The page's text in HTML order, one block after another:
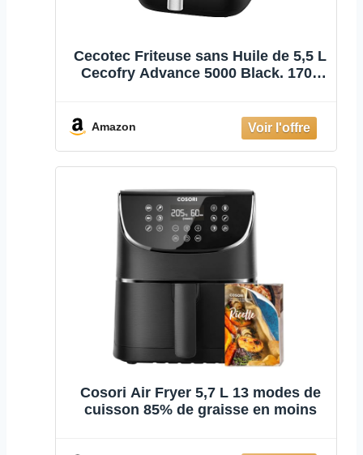
Cecotec Friteuse sans Huile de 5,5 L
Cecofry Advance 5000 Black. 1700
200ºC, Temps de 0-60 min, 8 Modes
Amazon
Cosori Air Fryer 5,7 L 13 modes de
cuisson 85% de graisse en moins